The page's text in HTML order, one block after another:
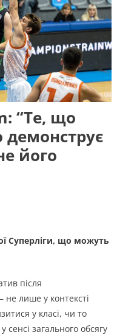
“Те, що
демонструє
його
Суперліги, що можуть
після
лише у контексті
у класі, чи то
сенсі загального обсягу